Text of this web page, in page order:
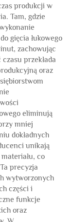
produkcji w
Tam, gdzie
gięcia łukowego
zachowując
przekłada
oraz
eliminują
mniej
dokładnych
unikają
co
precyzja
wytworzonych
części i
funkcje
oraz